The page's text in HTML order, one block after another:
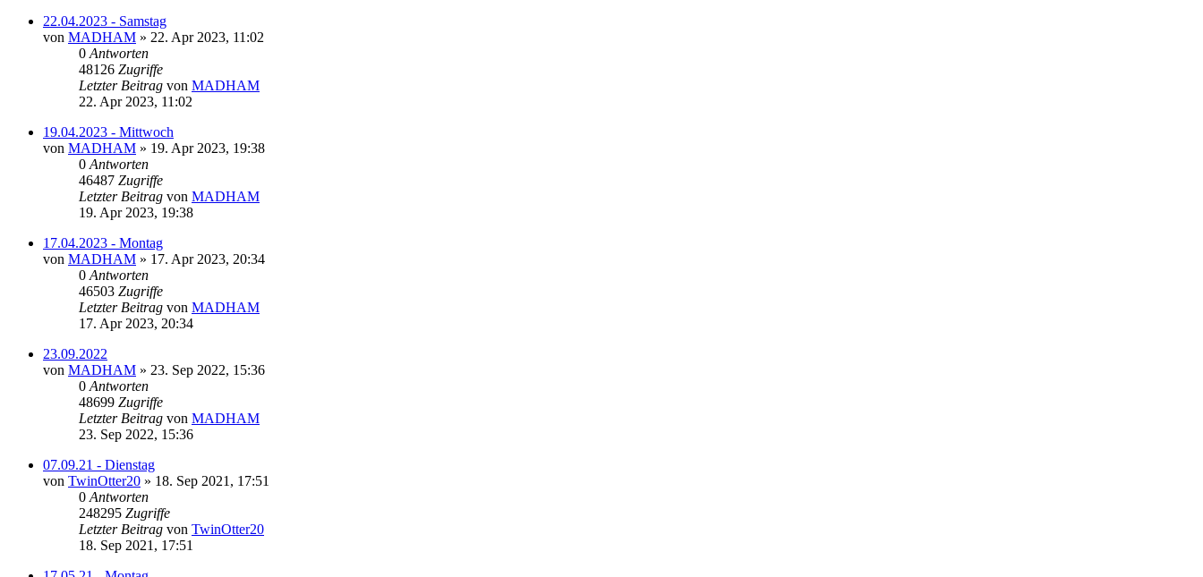
22.04.2023 - Samstag
von MADHAM » 22. Apr 2023, 11:02
0 Antworten
48126 Zugriffe
Letzter Beitrag von MADHAM
22. Apr 2023, 11:02
19.04.2023 - Mittwoch
von MADHAM » 19. Apr 2023, 19:38
0 Antworten
46487 Zugriffe
Letzter Beitrag von MADHAM
19. Apr 2023, 19:38
17.04.2023 - Montag
von MADHAM » 17. Apr 2023, 20:34
0 Antworten
46503 Zugriffe
Letzter Beitrag von MADHAM
17. Apr 2023, 20:34
23.09.2022
von MADHAM » 23. Sep 2022, 15:36
0 Antworten
48699 Zugriffe
Letzter Beitrag von MADHAM
23. Sep 2022, 15:36
07.09.21 - Dienstag
von TwinOtter20 » 18. Sep 2021, 17:51
0 Antworten
248295 Zugriffe
Letzter Beitrag von TwinOtter20
18. Sep 2021, 17:51